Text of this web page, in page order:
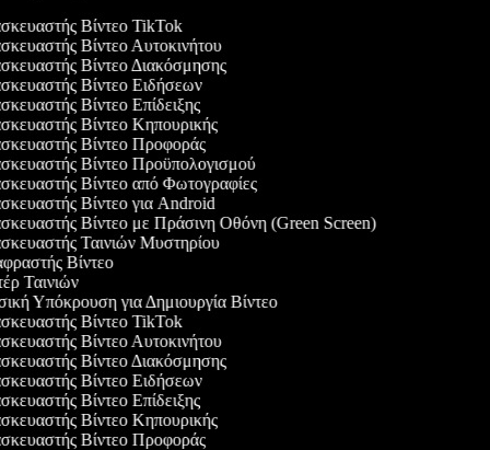
Βίντεο TikTok
Βίντεο Αυτοκινήτου
Βίντεο Διακόσμησης
Βίντεο Ειδήσεων
Βίντεο Επίδειξης
Βίντεο Κηπουρικής
Βίντεο Προφοράς
Βίντεο Προϋπολογισμού
Βίντεο από Φωτογραφίες
Βίντεο για Android
Βίντεο με Πράσινη Οθόνη (Green Screen)
Ταινιών Μυστηρίου
Βίντεο
Ταινιών
Υπόκρουση για Δημιουργία Βίντεο
Βίντεο TikTok
Βίντεο Αυτοκινήτου
Βίντεο Διακόσμησης
Βίντεο Ειδήσεων
Βίντεο Επίδειξης
Βίντεο Κηπουρικής
Βίντεο Προφοράς